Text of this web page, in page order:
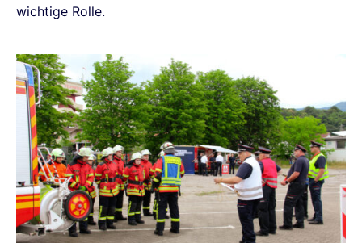
wichtige Rolle.